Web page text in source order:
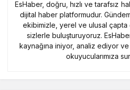
EsHaber, doğru, hızlı ve tarafsız
dijital haber platformudur.
ekibimizle, yerel ve ulusal
sizlerle buluşturuyoruz.
kaynağına iniyor, analiz ediyor ve
okuyucularımıza